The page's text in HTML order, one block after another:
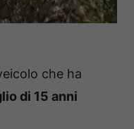
che ha
di 15 anni